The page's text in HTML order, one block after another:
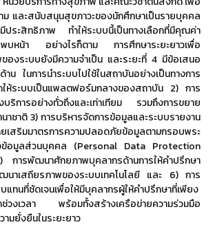
ม และสนับสนุนสุขภาวะของนักศึกษาเป็นรายบุคคล
ประสิทธิภาพ ทำให้ระบบนี้เป็นทางเลือกที่มีคุณค่า
พบหน้า อย่างไรก็ตาม การศึกษาระยะยาวเพื่อ
งระบบยังมีความจำเป็น และระยะที่ 4 มีข้อเสนอ
น ในการนำระบบไปใช้ในสถาบันอย่างเป็นทางการ
ห้ระบบเป็นแพลตฟอร์มกลางของสถาบัน 2) การ
บริการอย่างทั่วถึงและเท่าเทียม รวมถึงการขยาย
าชาติ 3) การบริหารจัดการข้อมูลและระบบรายงาน
สริมมาตรการความปลอดภัยข้อมูลตามกรอบพระ
อมูลส่วนบุคคล (Personal Data Protection
รพัฒนาศักยภาพบุคลากรด้านการให้คำปรึกษา
าเสถียรภาพของระบบเทคโนโลยี และ 6) การ
แทนที่ชัดเจนเพื่อให้มีบุคลากรผู้ให้คำปรึกษาที่เพียง
วงเวลา พร้อมทั้งสร้างเครือข่ายความร่วมมือ
มยั่งยืนในระยะยาว